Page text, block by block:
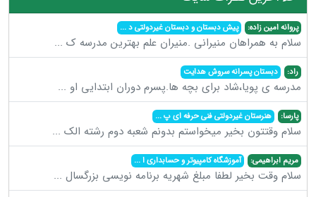
پروانه امین زاده: پیش دبستان و دبستان غیردولتی د...
سلام به همراهان منیرانی .منیران علم بهترین مدرسه ک ...
راد: دبستان پسرانه سروش هدایت
مدرسه ی پویا،شاد برای بچه ها.پسرم دوران ابتدایی او ...
پارسا: هنرستان غیردولتی فنی حرفه ای پ...
سلام وقتتون بخیر میخواستم بدونم شعبه دوم رشته الک ...
مریم ابراهیمی: آموزشگاه کامپیوتر و حسابداری ا...
سلام وقت بخیر لطفا مبلغ شهریه برنامه نویسی بزرگسال ...